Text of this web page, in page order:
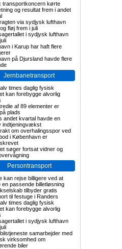
transportkoncern kørte
og resultat frem i andet
via sydjysk lufthavn
fløj frem i juli
i sydjysk lufthavn
i Karup har haft flere
på Djursland havde flere
Jernbanetransport
times daglig fysisk
kan forebygge alvorlig
af 89 elementer er
plads
andet kvartal havde en
indtjeningvækst
om overhalingsspor ved
i København er
søger fortsat vidner og
Persontransport
kan rejse billigere ved at
passende billetløsning
tilbyder gratis
til festuge i Randers
times daglig fysisk
kan forebygge alvorlig
i sydjysk lufthavn
samarbejder med
virksomhed om
biler